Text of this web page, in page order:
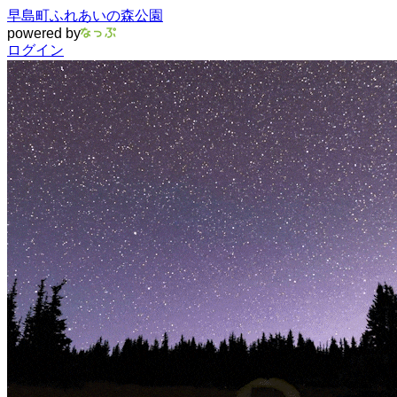
早島町ふれあいの森公園
powered by
ログイン